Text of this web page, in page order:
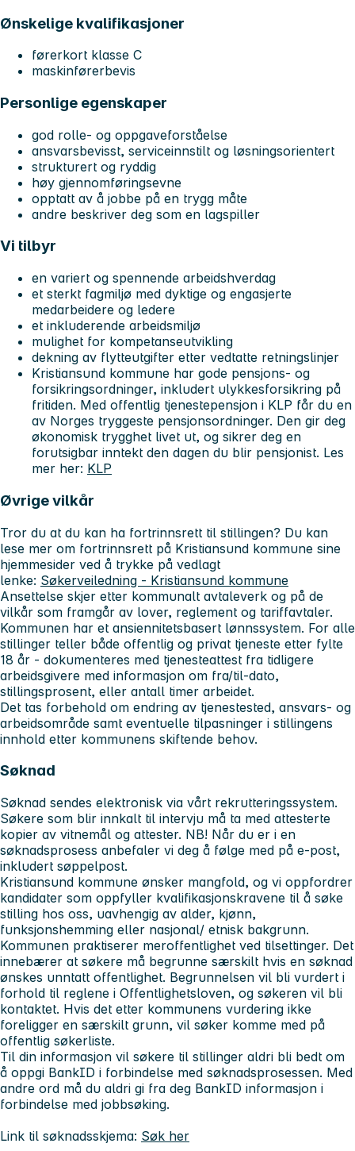
Ønskelige kvalifikasjoner
førerkort klasse C
maskinførerbevis
Personlige egenskaper
god rolle- og oppgaveforståelse
ansvarsbevisst, serviceinnstilt og løsningsorientert
strukturert og ryddig
høy gjennomføringsevne
opptatt av å jobbe på en trygg måte
andre beskriver deg som en lagspiller
Vi tilbyr
en variert og spennende arbeidshverdag
et sterkt fagmiljø med dyktige og engasjerte
medarbeidere og ledere
et inkluderende arbeidsmiljø
mulighet for kompetanseutvikling
dekning av flytteutgifter etter vedtatte retningslinjer
Kristiansund kommune har gode pensjons- og
forsikringsordninger, inkludert ulykkesforsikring på
fritiden. Med offentlig tjenestepensjon i KLP får du en
av Norges tryggeste pensjonsordninger. Den gir deg
økonomisk trygghet livet ut, og sikrer deg en
forutsigbar inntekt den dagen du blir pensjonist. Les
mer her: KLP
Øvrige vilkår
Tror du at du kan ha fortrinnsrett til stillingen? Du kan
lese mer om fortrinnsrett på Kristiansund kommune sine
hjemmesider ved å trykke på vedlagt
lenke: Søkerveiledning - Kristiansund kommune
Ansettelse skjer etter kommunalt avtaleverk og på de
vilkår som framgår av lover, reglement og tariffavtaler.
Kommunen har et ansiennitetsbasert lønnssystem. For alle
stillinger teller både offentlig og privat tjeneste etter fylte
18 år - dokumenteres med tjenesteattest fra tidligere
arbeidsgivere med informasjon om fra/til-dato,
stillingsprosent, eller antall timer arbeidet.
Det tas forbehold om endring av tjenestested, ansvars- og
arbeidsområde samt eventuelle tilpasninger i stillingens
innhold etter kommunens skiftende behov.
Søknad
Søknad sendes elektronisk via vårt rekrutteringssystem.
Søkere som blir innkalt til intervju må ta med attesterte
kopier av vitnemål og attester. NB! Når du er i en
søknadsprosess anbefaler vi deg å følge med på e-post,
inkludert søppelpost.
Kristiansund kommune ønsker mangfold, og vi oppfordrer
kandidater som oppfyller kvalifikasjonskravene til å søke
stilling hos oss, uavhengig av alder, kjønn,
funksjonshemming eller nasjonal/ etnisk bakgrunn.
Kommunen praktiserer meroffentlighet ved tilsettinger. Det
innebærer at søkere må begrunne særskilt hvis en søknad
ønskes unntatt offentlighet. Begrunnelsen vil bli vurdert i
forhold til reglene i Offentlighetsloven, og søkeren vil bli
kontaktet. Hvis det etter kommunens vurdering ikke
foreligger en særskilt grunn, vil søker komme med på
offentlig søkerliste.
Til din informasjon vil søkere til stillinger aldri bli bedt om
å oppgi BankID i forbindelse med søknadsprosessen. Med
andre ord må du aldri gi fra deg BankID informasjon i
forbindelse med jobbsøking.
Link til søknadsskjema: Søk her